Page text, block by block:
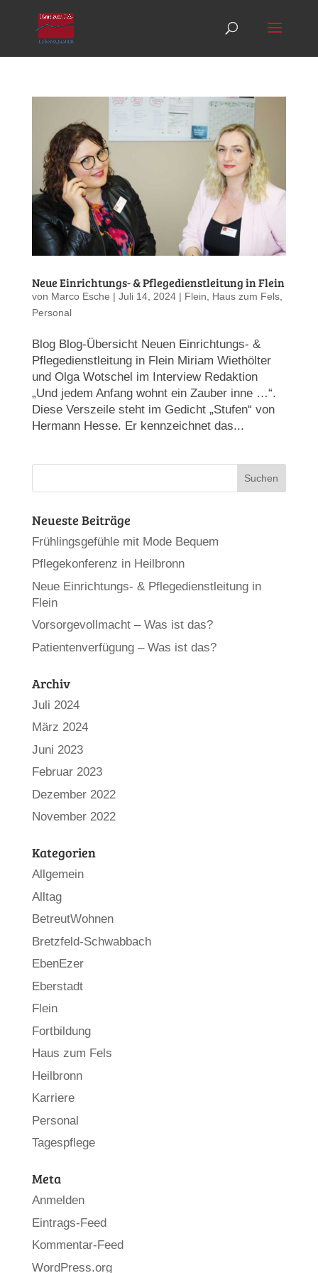
Neue Einrichtungs- & Pflegedienstleitung in Flein
von Marco Esche | Juli 14, 2024| Flein Haus zum Fels,
Personal
Blog Blog-Übersicht Neuen Einrichtungs- &
Pflegedienstleitung in Flein Miriam Wiethölter
und Olga Wotschel im Interview Redaktion
„Und jedem Anfang wohnt ein Zauber inne …“.
Diese Verszeile steht im Gedicht „Stufen“ von
Hermann Hesse. Er kennzeichnet das...
Neueste Beiträge
Frühlingsgefühle mit Mode Bequem
Pflegekonferenz in Heilbronn
Neue Einrichtungs- & Pflegedienstleitung in
Flein
Vorsorgevollmacht – Was ist das?
Patientenverfügung – Was ist das?
Archiv
Juli 2024
März 2024
Juni 2023
Februar 2023
Dezember 2022
November 2022
Kategorien
Allgemein
Alltag
BetreutWohnen
Bretzfeld-Schwabbach
EbenEzer
Eberstadt
Flein
Fortbildung
Haus zum Fels
Heilbronn
Karriere
Personal
Tagespflege
Meta
Anmelden
Eintrags-Feed
Kommentar-Feed
WordPress.org